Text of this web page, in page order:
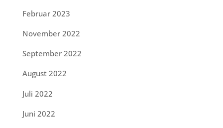
Februar 2023
November 2022
September 2022
August 2022
Juli 2022
Juni 2022